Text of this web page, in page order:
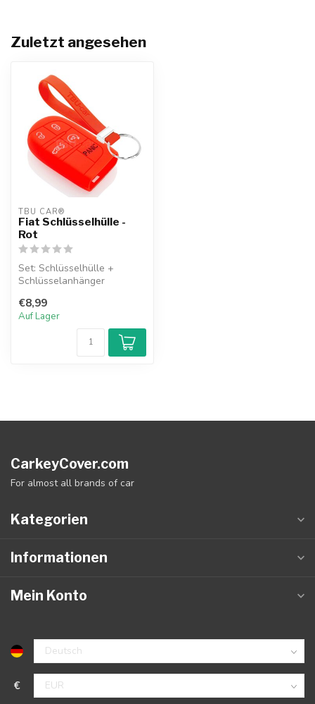
Zuletzt angesehen
TBU CAR®
Fiat Schlüsselhülle -
Rot
Set: Schlüsselhülle +
Schlüsselanhänger
€8,99
Auf Lager
CarkeyCover.com
For almost all brands of car
Kategorien
Informationen
Mein Konto
€